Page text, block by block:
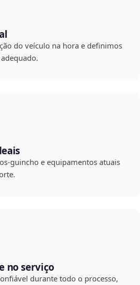
do veículo na hora e definimos
guincho e equipamentos atuais
no serviço
durante todo o processo,